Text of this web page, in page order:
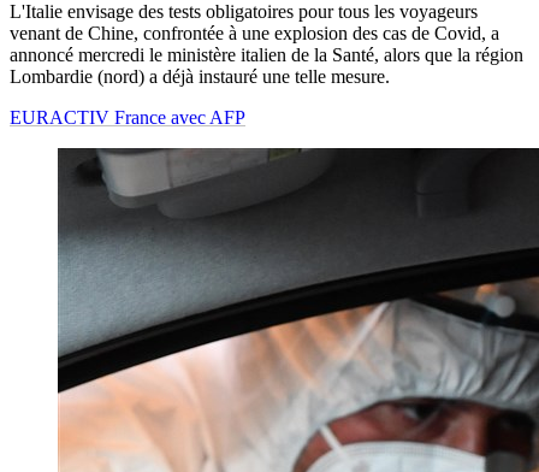
L'Italie envisage des tests obligatoires pour tous les voyageurs
venant de Chine, confrontée à une explosion des cas de Covid, a
annoncé mercredi le ministère italien de la Santé, alors que la région
Lombardie (nord) a déjà instauré une telle mesure.
EURACTIV France avec AFP